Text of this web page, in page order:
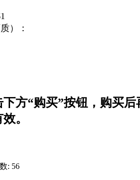
）：
方“购买”按钮，购买
。
: 56